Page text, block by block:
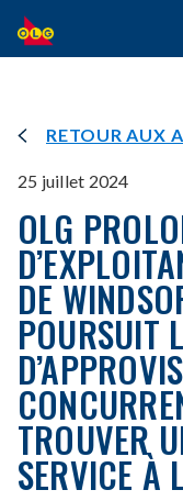
ALLER
AU
CONTENU
RETOUR AUX
25 juillet 2024
OLG
DE
POURSUIT
TROUVER
SERVICE À